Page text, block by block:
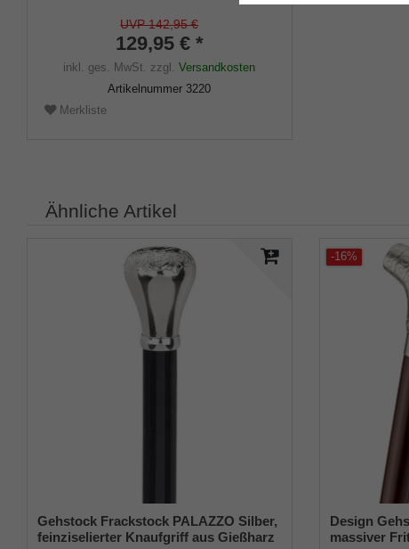
seidenmatt schwarz lackiert inkl.
Gummipuffer, 100 cm
UVP 142,95 €
129,95 € *
inkl. ges. MwSt. zzgl.Versandkosten
Artikelnummer 3220
Merkliste
Ähnliche Artikel
Gehstock Frackstock PALAZZO Silber,
feinziselierter Knaufgriff aus Gießharz
-16%
Design
massiver